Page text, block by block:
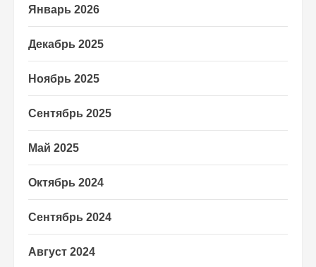
Январь 2026
Декабрь 2025
Ноябрь 2025
Сентябрь 2025
Май 2025
Октябрь 2024
Сентябрь 2024
Август 2024